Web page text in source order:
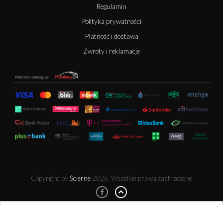
Regulamin
Polityka prywatności
Płatność i dostawa
Zwroty i reklamacje
Copyright by Ścierne 2026, Wszelkie prawa zastrzeżone